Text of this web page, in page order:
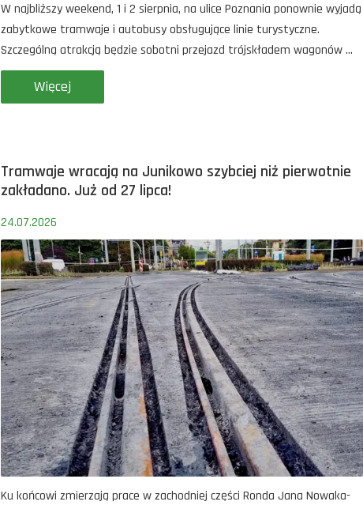
W najbliższy weekend, 1 i 2 sierpnia, na ulice Poznania ponownie wyjadą
zabytkowe tramwaje i autobusy obsługujące linie turystyczne.
Szczególną atrakcją będzie sobotni przejazd trójskładem wagonów ...
Więcej
Tramwaje wracają na Junikowo szybciej niż pierwotnie
zakładano. Już od 27 lipca!
24.07.2026
Ku końcowi zmierzają prace w zachodniej części Ronda Jana Nowaka-